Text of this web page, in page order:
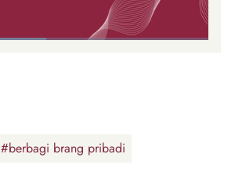
#berbagi brang pribadi